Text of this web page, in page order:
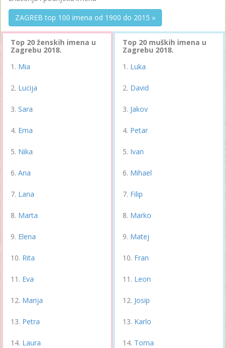
ZAGREB top 100 imena od 1900 do 2015 »
Top 20 ženskih imena u
Zagrebu 2018.
Mia
Lucija
Sara
Ema
Nika
Ana
Lana
Marta
Elena
Rita
Eva
Marija
Petra
Laura
Top 20 muških imena u
Zagrebu 2018.
Luka
David
Jakov
Petar
Ivan
Mihael
Filip
Marko
Matej
Fran
Leon
Josip
Karlo
Toma